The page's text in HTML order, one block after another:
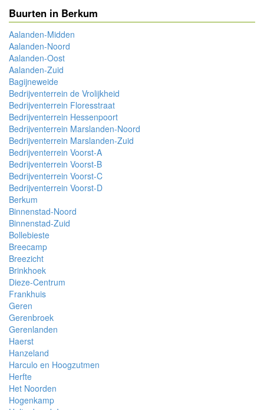
Buurten in Berkum
Aalanden-Midden
Aalanden-Noord
Aalanden-Oost
Aalanden-Zuid
Bagijneweide
Bedrijventerrein de Vrolijkheid
Bedrijventerrein Floresstraat
Bedrijventerrein Hessenpoort
Bedrijventerrein Marslanden-Noord
Bedrijventerrein Marslanden-Zuid
Bedrijventerrein Voorst-A
Bedrijventerrein Voorst-B
Bedrijventerrein Voorst-C
Bedrijventerrein Voorst-D
Berkum
Binnenstad-Noord
Binnenstad-Zuid
Bollebieste
Breecamp
Breezicht
Brinkhoek
Dieze-Centrum
Frankhuis
Geren
Gerenbroek
Gerenlanden
Haerst
Hanzeland
Harculo en Hoogzutmen
Herfte
Het Noorden
Hogenkamp